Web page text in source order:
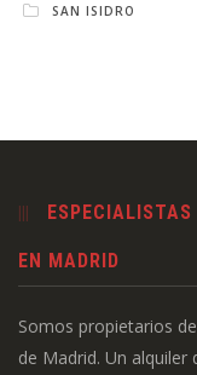
SAN ISIDRO
EN MADRID
Somos propietarios
de Madrid. Un